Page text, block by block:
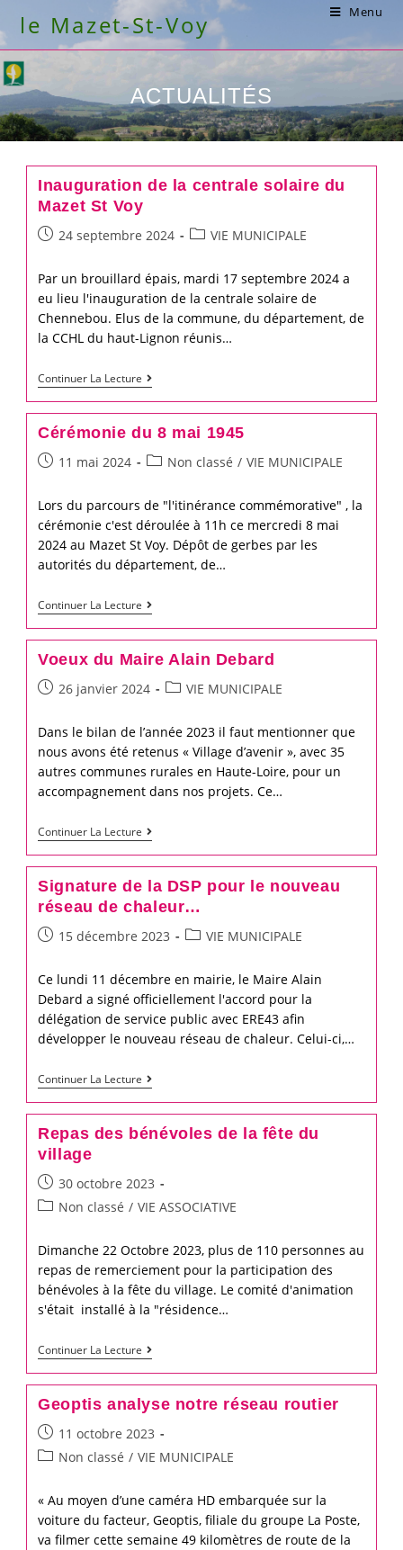
to
content
le Mazet-St-Voy Menu
ACTUALITÉS
Inauguration de la centrale solaire du
Mazet St Voy
Post24 septembre 2024
PostVIE MUNICIPALE
Par un brouillard épais, mardi 17 septembre 2024 a
eu lieu l'inauguration de la centrale solaire de
Chennebou. Elus de la commune, du département, de
la CCHL du haut-Lignon réunis…
Continuer La Lecture
Inauguration
de
la
solaire
Mazet
St
Voy
Cérémonie du 8 mai 1945
Post11 mai 2024
PostNon classé / VIE MUNICIPALE
Lors du parcours de "l'itinérance commémorative" , la
cérémonie c'est déroulée à 11h ce mercredi 8 mai
2024 au Mazet St Voy. Dépôt de gerbes par les
autorités du département, de…
Continuer La Lecture
Cérémonie
du
1945
Voeux du Maire Alain Debard
Post26 janvier 2024
PostVIE MUNICIPALE
Dans le bilan de l’année 2023 il faut mentionner que
nous avons été retenus « Village d’avenir », avec 35
autres communes rurales en Haute-Loire, pour un
accompagnement dans nos projets. Ce…
Continuer La Lecture
Voeux
du
Maire
Alain
Signature de la DSP pour le nouveau
réseau de chaleur…
Post15 décembre 2023
PostVIE MUNICIPALE
Ce lundi 11 décembre en mairie, le Maire Alain
Debard a signé officiellement l'accord pour la
délégation de service public avec ERE43 afin
développer le nouveau réseau de chaleur. Celui-ci,…
Continuer La Lecture
Signature
de
la
le
nouveau
de
chaleur…
Repas des bénévoles de la fête du
village
Post
published:
30 octobre 2023
PostNon classé / VIE ASSOCIATIVE
Dimanche 22 Octobre 2023, plus de 110 personnes au
repas de remerciement pour la participation des
bénévoles à la fête du village. Le comité d'animation
s'était installé à la "résidence…
Continuer La Lecture
Repas
des
bénévoles
la
fête
village
Geoptis analyse notre réseau routier
Post
published:
11 octobre 2023
PostNon classé / VIE MUNICIPALE
« Au moyen d’une caméra HD embarquée sur la
voiture du facteur, Geoptis, filiale du groupe La Poste,
va filmer cette semaine 49 kilomètres de route de la